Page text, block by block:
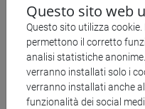
El sucio
Los que responden
En Venecia
Los cuervos
Poema de otoño
Questo sito web
Questo sito utilizza
permettono il corretto
analisi statistiche
verranno installati solo i
verranno installati anche
funzionalità dei social